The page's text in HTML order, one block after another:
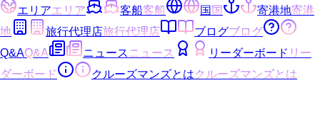
エリアエリア 客船客船 国国 寄港地寄港
地
旅行代理店旅行代理店 ブログブログ
Q&AQ&A ニュース ニュース リーダーボード リー
ダーボード
クルーズマンズとはクルーズマンズとは